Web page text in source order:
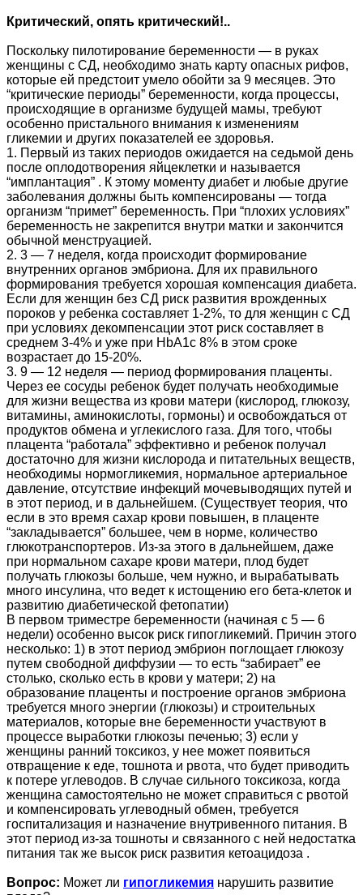
Критический, опять критический!..
Поскольку пилотирование беременности — в руках
женщины с СД, необходимо знать карту опасных рифов,
которые ей предстоит умело обойти за 9 месяцев. Это
“критические периоды” беременности, когда процессы,
происходящие в организме будущей мамы, требуют
особенно пристального внимания к изменениям
гликемии и других показателей ее здоровья.
1. Первый из таких периодов ожидается на седьмой день
после оплодотворения яйцеклетки и называется
“имплантация” . К этому моменту диабет и любые другие
заболевания должны быть компенсированы — тогда
организм “примет” беременность. При “плохих условиях”
беременность не закрепится внутри матки и закончится
обычной менструацией.
2. 3 — 7 неделя, когда происходит формирование
внутренних органов эмбриона. Для их правильного
формирования требуется хорошая компенсация диабета.
Если для женщин без СД риск развития врожденных
пороков у ребенка составляет 1-2%, то для женщин с СД
при условиях декомпенсации этот риск составляет в
среднем 3-4% и уже при HbA1c 8% в этом сроке
возрастает до 15-20%.
3. 9 — 12 неделя — период формирования плаценты.
Через ее сосуды ребенок будет получать необходимые
для жизни вещества из крови матери (кислород, глюкозу,
витамины, аминокислоты, гормоны) и освобождаться от
продуктов обмена и углекислого газа. Для того, чтобы
плацента “работала” эффективно и ребенок получал
достаточно для жизни кислорода и питательных веществ,
необходимы нормогликемия, нормальное артериальное
давление, отсутствие инфекций мочевыводящих путей и
в этот период, и в дальнейшем. (Существует теория, что
если в это время сахар крови повышен, в плаценте
“закладывается” большее, чем в норме, количество
глюкотранспортеров. Из-за этого в дальнейшем, даже
при нормальном сахаре крови матери, плод будет
получать глюкозы больше, чем нужно, и вырабатывать
много инсулина, что ведет к истощению его бета-клеток и
развитию диабетической фетопатии)
В первом триместре беременности (начиная с 5 — 6
недели) особенно высок риск гипогликемий. Причин этого
несколько: 1) в этот период эмбрион поглощает глюкозу
путем свободной диффузии — то есть “забирает” ее
столько, сколько есть в крови у матери; 2) на
образование плаценты и построение органов эмбриона
требуется много энергии (глюкозы) и строительных
материалов, которые вне беременности участвуют в
процессе выработки глюкозы печенью; 3) если у
женщины ранний токсикоз, у нее может появиться
отвращение к еде, тошнота и рвота, что будет приводить
к потере углеводов. В случае сильного токсикоза, когда
женщина самостоятельно не может справиться с рвотой
и компенсировать углеводный обмен, требуется
госпитализация и назначение внутривенного питания. В
этот период из-за тошноты и связанного с ней недостатка
питания так же высок риск развития кетоацидоза .
Вопрос: Может ли гипогликемия нарушить развитие